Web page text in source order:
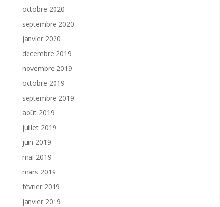
octobre 2020
septembre 2020
janvier 2020
décembre 2019
novembre 2019
octobre 2019
septembre 2019
août 2019
juillet 2019
juin 2019
mai 2019
mars 2019
février 2019
janvier 2019